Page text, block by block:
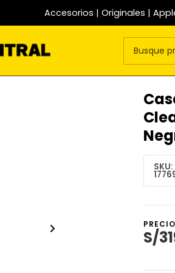
Accesorios | Originales |
SKU:
PRECIO
S/